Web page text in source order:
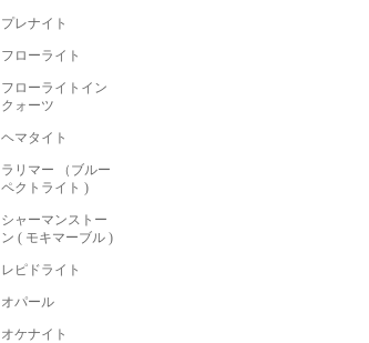
プレナイト
フローライト
フローライトイン
クォーツ
ヘマタイト
ラリマー （ブルー
ペクトライト )
シャーマンストー
ン ( モキマーブル )
レピドライト
オパール
オケナイト